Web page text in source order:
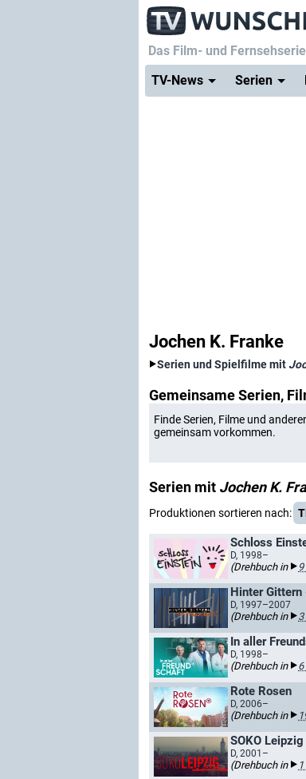
Das Film- und
TV-News
Serien
Jochen K. Franke
Serien und Spielfilme mit
Gemeinsame Serien,
Finde Serien, Filme und
gemeinsam vorkommen.
Serien mit Jochen K.
Produktionen sortieren nach:
Schloss
D, 1998–
(Drehbuch in
Hinter Gittern
D, 1997–2007
(Drehbuch in 3
In aller
D, 1998–
(Drehbuch in 6
Rote Rosen
D, 2006–
(Drehbuch in
SOKO Leipzig
D, 2001–
(Drehbuch in